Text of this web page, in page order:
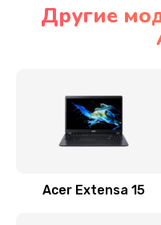
Другие
Acer Extensa 15